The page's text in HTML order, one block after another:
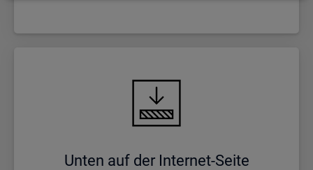
Unten auf der In­ter­net-Seite